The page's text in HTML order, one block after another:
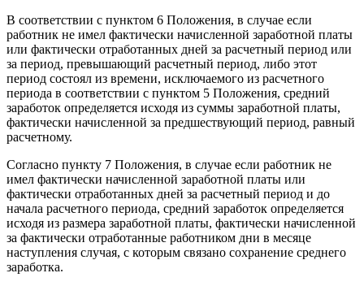
В соответствии с пунктом 6 Положения, в случае если
работник не имел фактически начисленной заработной платы
или фактически отработанных дней за расчетный период или
за период, превышающий расчетный период, либо этот
период состоял из времени, исключаемого из расчетного
периода в соответствии с пунктом 5 Положения, средний
заработок определяется исходя из суммы заработной платы,
фактически начисленной за предшествующий период, равный
расчетному.
Согласно пункту 7 Положения, в случае если работник не
имел фактически начисленной заработной платы или
фактически отработанных дней за расчетный период и до
начала расчетного периода, средний заработок определяется
исходя из размера заработной платы, фактически начисленной
за фактически отработанные работником дни в месяце
наступления случая, с которым связано сохранение среднего
заработка.